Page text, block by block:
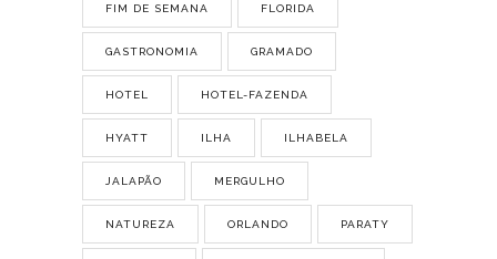
FIM DE SEMANA FLORIDA
GASTRONOMIA GRAMADO
HOTEL HOTEL-FAZENDA
HYATT ILHA ILHABELA
JALAPÃO MERGULHO
NATUREZA ORLANDO PARATY